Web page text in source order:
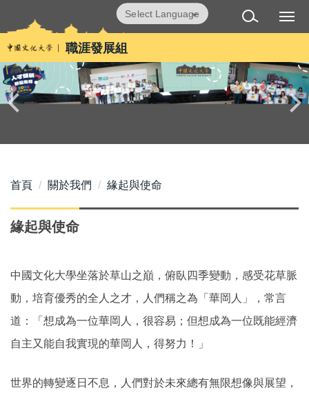
到
主
要
內
容
區
職涯發展組
Translate
首頁 關於我們 緣起與使命
緣起與使命
中國文化大學坐落於草山之巔，俯臥四季變動，感受花草脈
動，培育優秀的全人之才，人們稱之為「華岡人」，常言
道：「想成為一位華岡人，很容易；但想成為一位既能經濟
自主又能自我實現的華岡人，得努力！」
世界的轉變逐日不息，人們對於未來總有無限想像與展望，